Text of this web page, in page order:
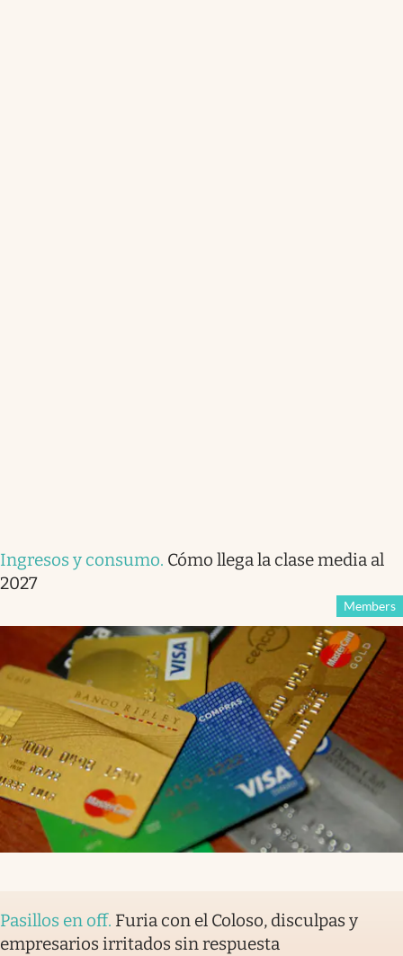
Ingresos y consumo. Cómo llega la clase media al
2027
Members
Pasillos en off. Furia con el Coloso, disculpas y
empresarios irritados sin respuesta